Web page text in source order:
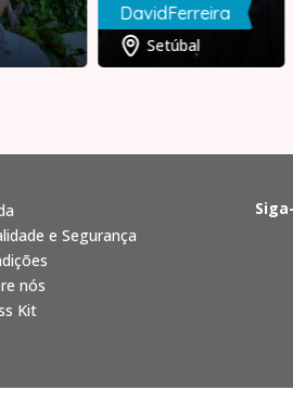
DavidFerreira
Setúbal
e Segurança
nós
Kit